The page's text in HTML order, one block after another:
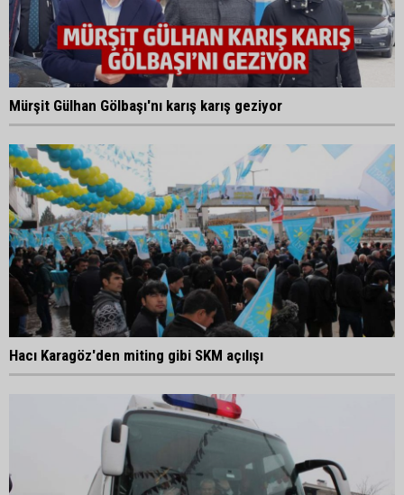
Mürşit Gülhan Gölbaşı'nı karış karış geziyor
Hacı Karagöz'den miting gibi SKM açılışı